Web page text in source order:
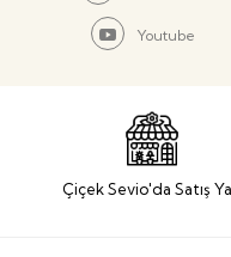
Youtube
Çiçek Sevio'da Satış